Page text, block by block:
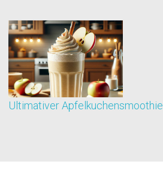
Ultimativer Apfelkuchensmoothie